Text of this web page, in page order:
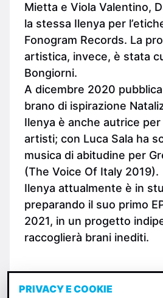
Mietta e Viola Valentino,
la stessa Ilenya per
Fonogram Records. La
artistica, invece, è stata
Bongiorni.
A dicembre 2020
brano di ispirazione
Ilenya è anche autrice
artisti; con Luca Sala ha
musica di abitudine per
(The Voice Of Italy 2019).
Ilenya attualmente è in
preparando il suo primo
2021, in un progetto
raccoglierà brani inediti.
PRIVACY E COOKIE